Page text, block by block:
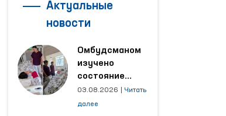
Актуальные
новости
Омбудсманом
изучено
состояние
женщины,
пострадавшей от
03.08.2026
Читать
далее